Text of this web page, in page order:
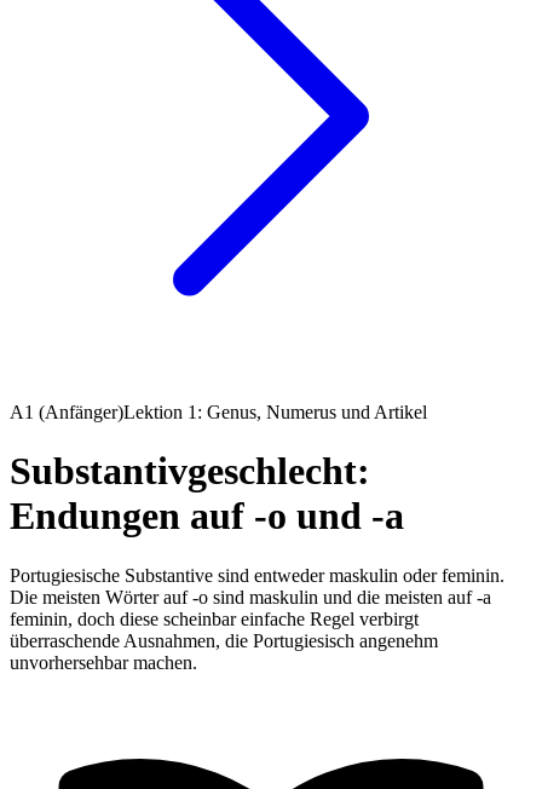
A1 (Anfänger)Lektion 1: Genus, Numerus und Artikel
Substantivgeschlecht:
Endungen auf -o und -a
Portugiesische Substantive sind entweder maskulin oder feminin.
Die meisten Wörter auf -o sind maskulin und die meisten auf -a
feminin, doch diese scheinbar einfache Regel verbirgt
überraschende Ausnahmen, die Portugiesisch angenehm
unvorhersehbar machen.